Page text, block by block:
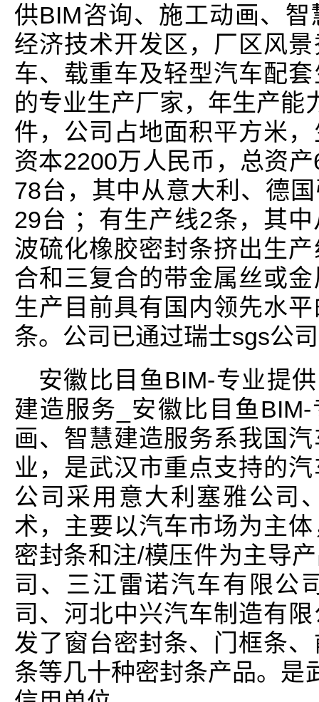
供BIM咨询、施工动画、
经济技术开发区，厂区风
车、载重车及轻型汽车配
的专业生产厂家，年生产能
件，公司占地面积平方米
资本2200万人民币，总资
78台，其中从意大利、德
29台 ；有生产线2条，其
波硫化橡胶密封条挤出生
合和三复合的带金属丝或
生产目前具有国内领先水
条。公司已通过瑞士sgs公
安徽比目鱼BIM-专业提
建造服务_安徽比目鱼
画、智慧建造服务系我国
业，是武汉市重点支持的
公司采用意大利塞雅公司
术，主要以汽车市场为主
密封条和注/模压件为主导
司、三江雷诺汽车有限公
司、河北中兴汽车制造有
发了窗台密封条、门框条
条等几十种密封条产品。是